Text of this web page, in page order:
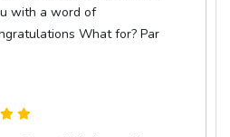
with a word of
What for? Par